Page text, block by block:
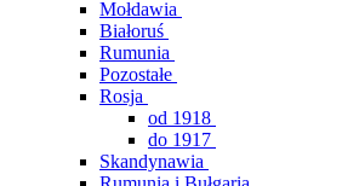
Mołdawia
Białoruś
Rumunia
Pozostałe
Rosja
od 1918
do 1917
Skandynawia